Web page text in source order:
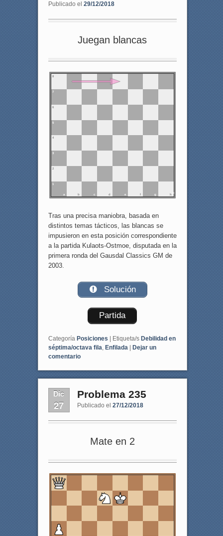
Publicado el 29/12/2018
Juegan blancas
8
7
6
5
4
3
2
1
a b c d e f g h
Tras una precisa maniobra, basada en
distintos temas tácticos, las blancas se
impusieron en esta posición correspondiente
a la partida Kulaots-Ostmoe, disputada en la
primera ronda del Gausdal Classics GM de
2003.
Solución
Partida
Categoría Posiciones | Etiqueta/s Debilidad en
séptima/octava fila Enfilada | Dejar un
comentario
Dic
27
Problema 235
Publicado el 27/12/2018
Mate en 2